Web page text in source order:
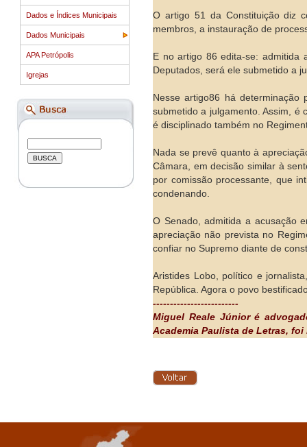
Dados e Índices Municipais
Dados Municipais
APA Petrópolis
Igrejas
O artigo 51 da Constituição diz
membros, a instauração de
E no artigo 86 edita-se: admitida
Deputados, será ele submetido a
Nesse artigo86 há
submetido a julgamento. Assim, é
é disciplinado também no
Nada se prevê quanto à
Câmara, em decisão similar à
por comissão processante, que
condenando.
O Senado, admitida a acusação
apreciação não prevista no
confiar no Supremo diante de
Aristides Lobo, político e
República. Agora o povo
-------------------------
Miguel Reale Júnior é
Academia Paulista de Letras,